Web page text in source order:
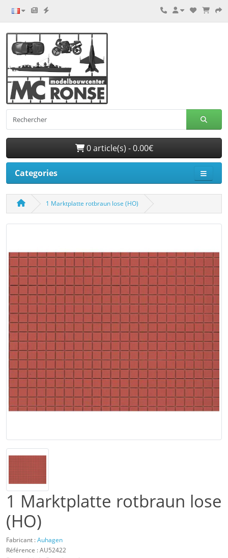
0 article(s) - 0.00€
Categories
1 Marktplatte rotbraun lose (HO)
1 Marktplatte rotbraun lose
(HO)
Fabricant :Auhagen
Référence :AU52422